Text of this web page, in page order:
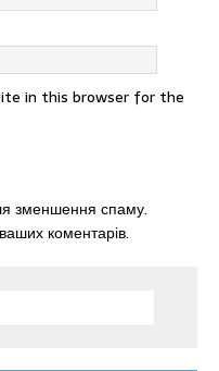
in this browser for the
зменшення спаму.
коментарів.